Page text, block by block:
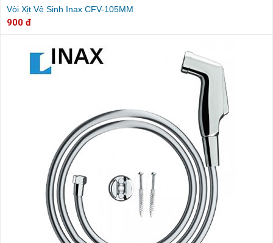
Vòi Xịt Vệ Sinh Inax CFV-105MM
900 đ